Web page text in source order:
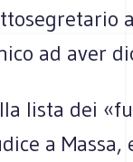
ad aver
lista dei
a